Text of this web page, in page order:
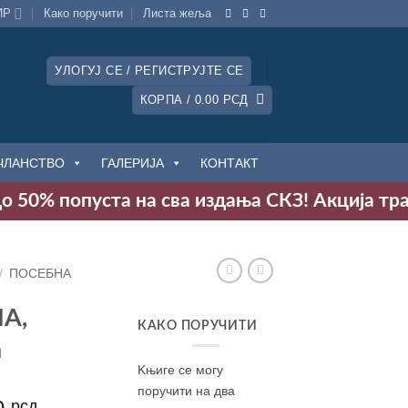
Како поручити Листa жеља
УЛОГУЈ СЕ / РЕГИСТРУЈТЕ СЕ
КОРПА / 0.00 РСД
ГАЛЕРИЈА КОНТАКТ
50% попуста на сва издања СКЗ! Акција
/ ПОСЕБНА
КАКО ПОРУЧИТИ
Kњиге се могу
поручити на два